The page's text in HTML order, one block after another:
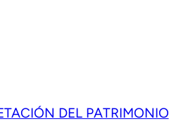
DEL PATRIMONIO